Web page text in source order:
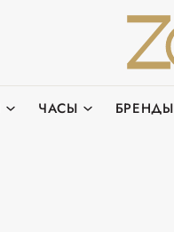
ЧАСЫ БРЕНДЫ